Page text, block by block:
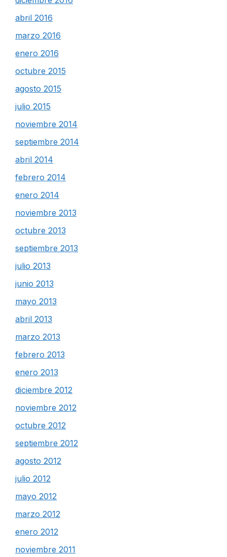
abril 2016
marzo 2016
enero 2016
octubre 2015
agosto 2015
julio 2015
noviembre 2014
septiembre 2014
abril 2014
febrero 2014
enero 2014
noviembre 2013
octubre 2013
septiembre 2013
julio 2013
junio 2013
mayo 2013
abril 2013
marzo 2013
febrero 2013
enero 2013
diciembre 2012
noviembre 2012
octubre 2012
septiembre 2012
agosto 2012
julio 2012
mayo 2012
marzo 2012
enero 2012
noviembre 2011